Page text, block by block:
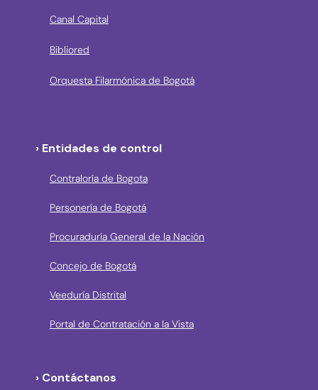
Canal Capital
Bibliored
Orquesta Filarmónica de Bogotá
› Entidades de control
Contraloría de Bogota
Personería de Bogotá
Procuraduría General de la Nación
Concejo de Bogotá
Veeduría Distrital
Portal de Contratación a la Vista
› Contáctanos